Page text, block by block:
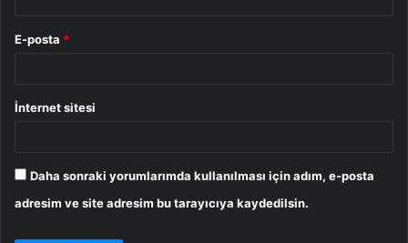
E-posta *
İnternet sitesi
Daha sonraki yorumlarımda kullanılması için adım, e-posta
adresim ve site adresim bu tarayıcıya kaydedilsin.